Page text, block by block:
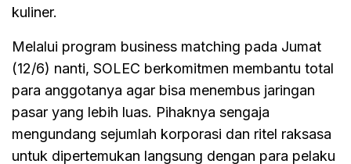
kuliner.
Melalui program business matching pada Jumat
(12/6) nanti, SOLEC berkomitmen membantu total
para anggotanya agar bisa menembus jaringan
pasar yang lebih luas. Pihaknya sengaja
mengundang sejumlah korporasi dan ritel raksasa
untuk dipertemukan langsung dengan para pelaku